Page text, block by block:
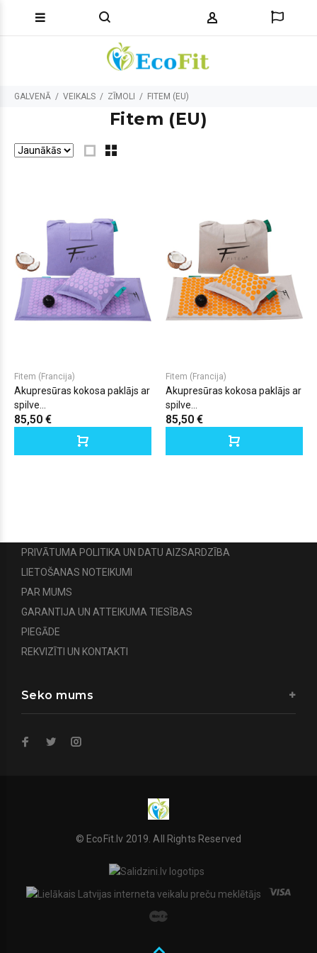
GALVENĀ VEIKALS ZĪMOLI FITEM (EU)
Fitem (EU)
Fitem (Francija)
Akupresūras kokosa paklājs ar
spilve...
85,50 €
Fitem (Francija)
Akupresūras kokosa paklājs ar
spilve...
85,50 €
PRIVĀTUMA POLITIKA UN DATU AIZSARDZĪBA
LIETOŠANAS NOTEIKUMI
PAR MUMS
GARANTIJA UN ATTEIKUMA TIESĪBAS
PIEGĀDE
REKVIZĪTI UN KONTAKTI
Seko mums
© EcoFit.lv 2019. All Rights Reserved